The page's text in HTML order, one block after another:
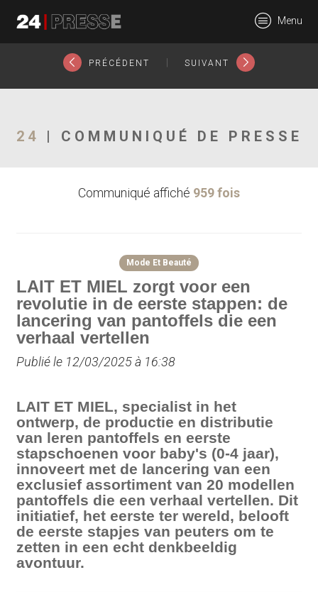
24Presse -
Communiqués de
Menu
PRÉCÉDENT SUIVANT
24 | COMMUNIQUÉ DE PRESSE
Communiqué affiché 959 fois
Mode Et Beauté
LAIT ET MIEL zorgt voor een
revolutie in de eerste stappen: de
lancering van pantoffels die een
verhaal vertellen
Publié le 12/03/2025 à 16:38
LAIT ET MIEL, specialist in het
ontwerp, de productie en distributie
van leren pantoffels en eerste
stapschoenen voor baby's (0-4 jaar),
innoveert met de lancering van een
exclusief assortiment van 20 modellen
pantoffels die een verhaal vertellen. Dit
initiatief, het eerste ter wereld, belooft
de eerste stapjes van peuters om te
zetten in een echt denkbeeldig
avontuur.